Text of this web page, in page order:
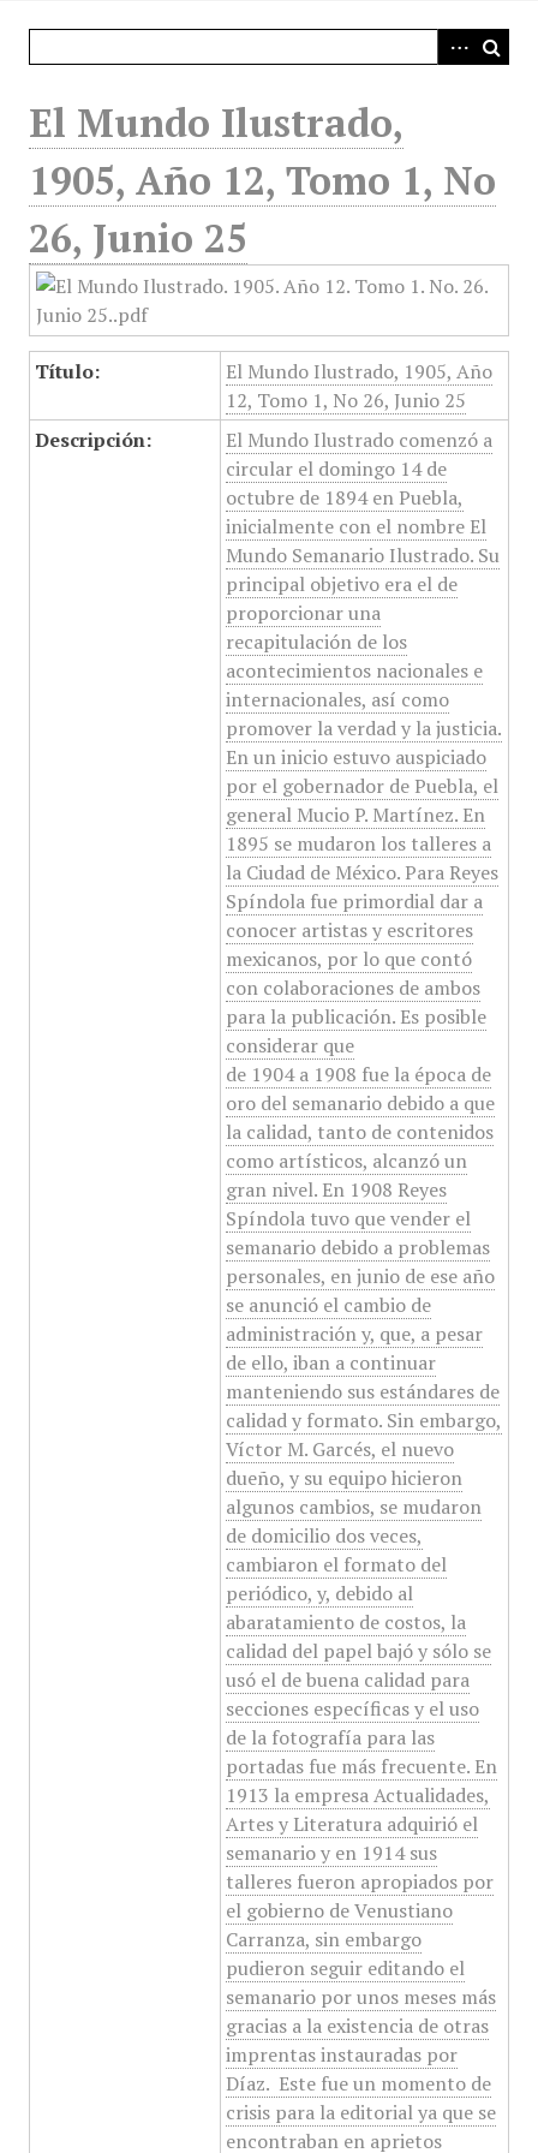
El Mundo Ilustrado,
1905, Año 12, Tomo 1, No
26, Junio 25
Título:
El Mundo Ilustrado, 1905, Año
12, Tomo 1, No 26, Junio 25
Descripción:
El Mundo Ilustrado comenzó a
circular el domingo 14 de
octubre de 1894 en Puebla,
inicialmente con el nombre El
Mundo Semanario Ilustrado. Su
principal objetivo era el de
proporcionar una
recapitulación de los
acontecimientos nacionales e
internacionales, así como
promover la verdad y la justicia.
En un inicio estuvo auspiciado
por el gobernador de Puebla, el
general Mucio P. Martínez. En
1895 se mudaron los talleres a
la Ciudad de México. Para Reyes
Spíndola fue primordial dar a
conocer artistas y escritores
mexicanos, por lo que contó
con colaboraciones de ambos
para la publicación. Es posible
considerar que
de 1904 a 1908 fue la época de
oro del semanario debido a que
la calidad, tanto de contenidos
como artísticos, alcanzó un
gran nivel. En 1908 Reyes
Spíndola tuvo que vender el
semanario debido a problemas
personales, en junio de ese año
se anunció el cambio de
administración y, que, a pesar
de ello, iban a continuar
manteniendo sus estándares de
calidad y formato. Sin embargo,
Víctor M. Garcés, el nuevo
dueño, y su equipo hicieron
algunos cambios, se mudaron
de domicilio dos veces,
cambiaron el formato del
periódico, y, debido al
abaratamiento de costos, la
calidad del papel bajó y sólo se
usó el de buena calidad para
secciones específicas y el uso
de la fotografía para las
portadas fue más frecuente. En
1913 la empresa Actualidades,
Artes y Literatura adquirió el
semanario y en 1914 sus
talleres fueron apropiados por
el gobierno de Venustiano
Carranza, sin embargo
pudieron seguir editando el
semanario por unos meses más
gracias a la existencia de otras
imprentas instauradas por
Díaz. ​ Este fue un momento de
crisis para la editorial ya que se
encontraban en aprietos